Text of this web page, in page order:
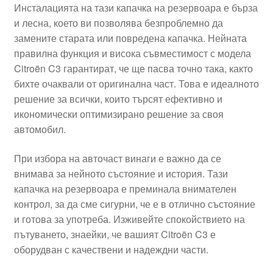
Инсталацията на тази капачка на резервоара е бърза
и лесна, което ви позволява безпроблемно да
замените старата или повредена капачка. Нейната
правилна функция и висока съвместимост с модела
Citroën C3 гарантират, че ще пасва точно така, както
бихте очаквали от оригинална част. Това е идеалното
решение за всички, които търсят ефективно и
икономически оптимизирано решение за своя
автомобил.
При избора на авточаст винаги е важно да се
внимава за нейното състояние и история. Тази
капачка на резервоара е преминала внимателен
контрол, за да сме сигурни, че е в отлично състояние
и готова за употреба. Изживейте спокойствието на
пътуването, знаейки, че вашият Citroën C3 е
оборудван с качествени и надеждни части.